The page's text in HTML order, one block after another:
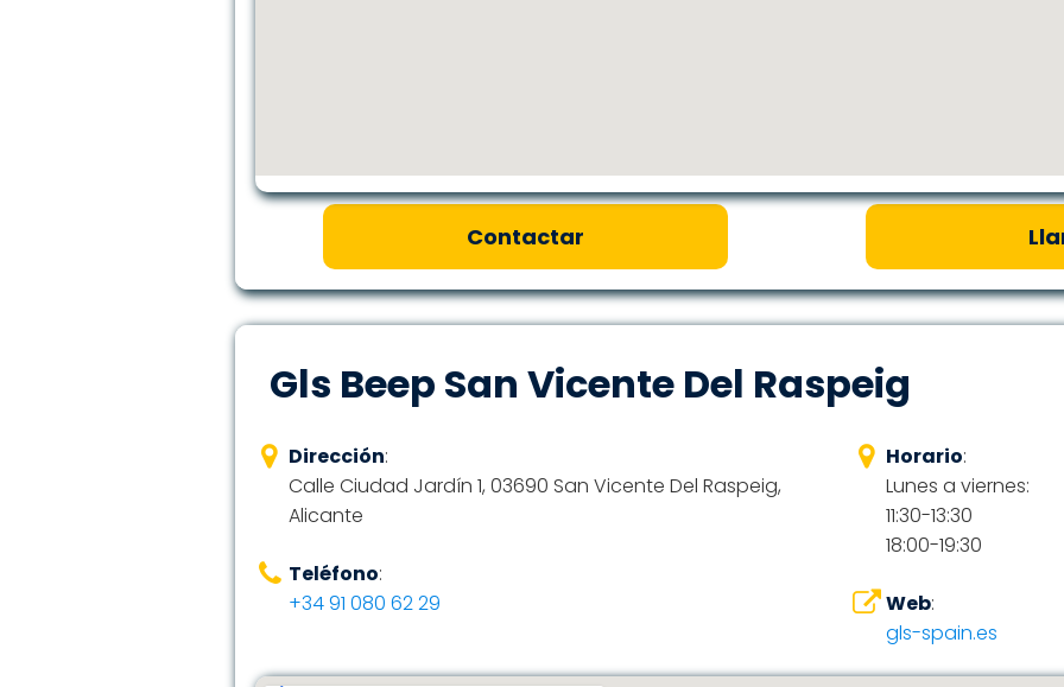
Contactar
Gls Beep San Vicente Del Raspeig
Dirección:
Calle Ciudad Jardín 1, 03690 San Vicente Del Raspeig,
Alicante
Teléfono:
+34 91 080 62 29
Horario:
Lunes a viernes:
11:30-13:30
18:00-19:30
Web:
gls-spain.es